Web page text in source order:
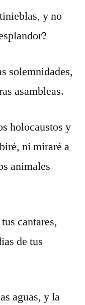
y no
solemnidades,
asambleas.
holocaustos y
ni miraré a
animales
cantares,
de tus
aguas, y la